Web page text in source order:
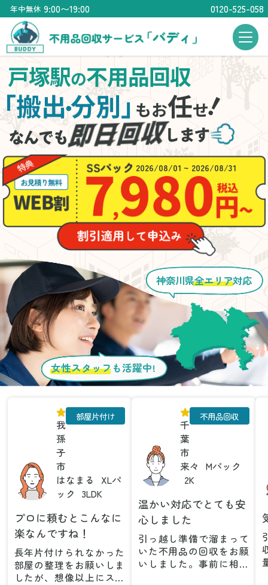
年中無休 9:00〜19:00 0120-525-058
戸塚駅の不用品回収
搬出・分別」もお任せ
！
2026/08/01 ~ 2026/08/31
女性スタッフ も活躍中!
神奈川県全エリア対応
我
孫
子
市
はなまる
XLパ
ック
3LDK
部屋片付け
プロに頼むとこんなに
楽なんですね！
長年片付けられなかった
部屋の整理をお願いしま
したが、想像以上にスム
千
葉
市
来々
Mパック
2K
不用品回収
温かい対応でとても安
心しました
引っ越し準備で溜まって
いた不用品の回収をお願
いしました。事前に相談